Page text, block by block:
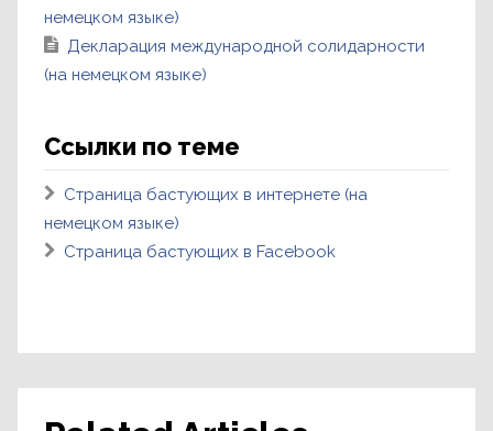
немецком языке)
Декларация международной солидарности
(на немецком языке)
Ссылки по теме
Страница бастующих в интернете (на
немецком языке)
Страница бастующих в Facebook